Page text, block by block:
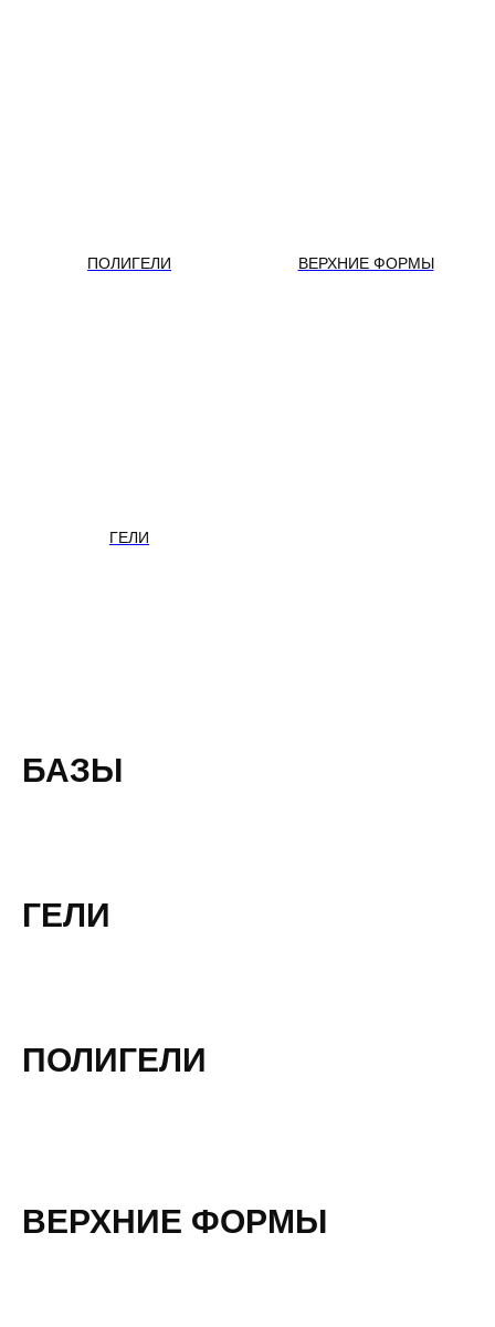
ПОЛИГЕЛИ ВЕРХНИЕ ФОРМЫ
ГЕЛИ
БАЗЫ
ГЕЛИ
ПОЛИГЕЛИ
ВЕРХНИЕ ФОРМЫ